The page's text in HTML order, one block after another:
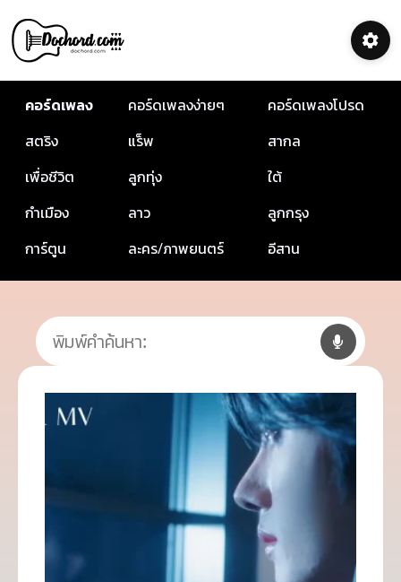
คอร์ดเพลง คอร์ดเพลงง่ายๆ
คอร์ดเพลงโปรด
สตริง
แร็พ
สากล
เพื่อชีวิต
ลูกทุ่ง
ใต้
กำเมือง
ลาว
ลูกกรุง
การ์ตูน
ละคร/ภาพยนตร์ อีสาน